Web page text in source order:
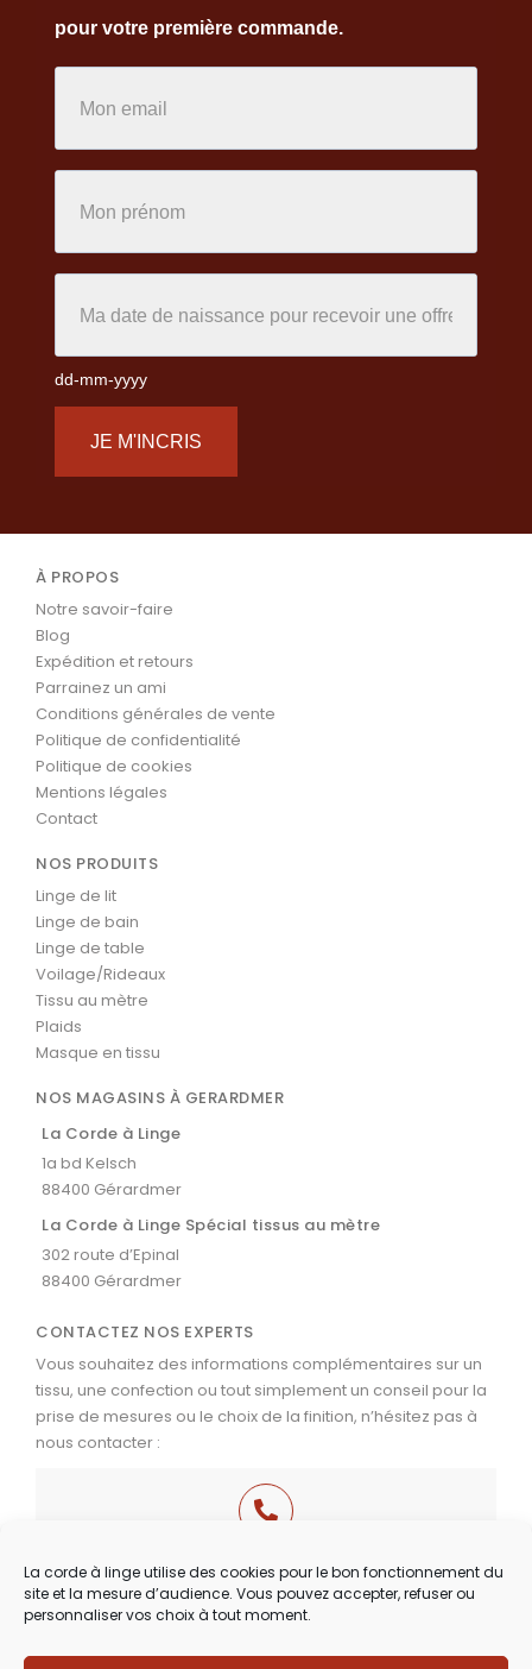
La corde à linge utilise des cookies pour le bon fonctionnement du
site et la mesure d’audience. Vous pouvez accepter, refuser ou
personnaliser vos choix à tout moment.
pour votre première commande.
dd-mm-yyyy
JE M'INCRIS
À PROPOS
Notre savoir-faire
Blog
Expédition et retours
Parrainez un ami
Conditions générales de vente
Politique de confidentialité
Politique de cookies
Mentions légales
Contact
NOS PRODUITS
Linge de lit
Linge de bain
Linge de table
Voilage/Rideaux
Tissu au mètre
Plaids
Masque en tissu
NOS MAGASINS À GERARDMER
La Corde à Linge
1a bd Kelsch
88400 Gérardmer
La Corde à Linge Spécial tissus au mètre
302 route d’Epinal
88400 Gérardmer
CONTACTEZ NOS EXPERTS
Vous souhaitez des informations complémentaires sur un
tissu, une confection ou tout simplement un conseil pour la
prise de mesures ou le choix de la finition, n’hésitez pas à
nous contacter :
03 29 60 49 17
Du Mardi au Samedi
de 9h30 à 12h00 & de 14h00 à 18h30